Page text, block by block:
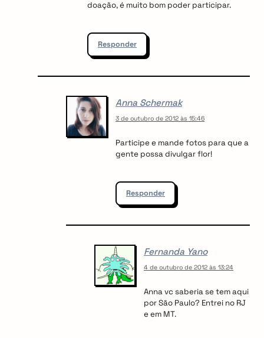
doação, é muito bom poder participar.
Responder
Anna Schermak
3 de outubro de 2012 às 15:46
Participe e mande fotos para que a
gente possa divulgar flor!
Responder
Fernanda Yano
4 de outubro de 2012 às 13:24
Anna vc saberia se tem aqui
por São Paulo? Entrei no RJ
e em MT.